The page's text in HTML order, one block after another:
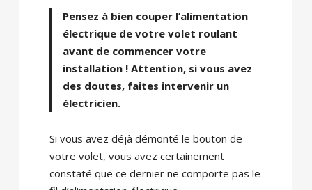
Pensez à bien couper l’alimentation
électrique de votre volet roulant
avant de commencer votre
installation ! Attention, si vous avez
des doutes, faites intervenir un
électricien.
Si vous avez déjà démonté le bouton de
votre volet, vous avez certainement
constaté que ce dernier ne comporte pas le